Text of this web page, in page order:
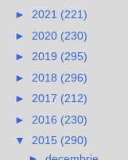
► 2021 (221)
► 2020 (230)
► 2019 (295)
► 2018 (296)
► 2017 (212)
► 2016 (230)
▼ 2015 (290)